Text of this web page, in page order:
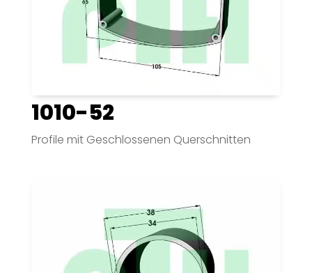
1010-52
Profile mit Geschlossenen Querschnitten